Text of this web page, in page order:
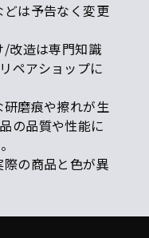
は予告なく変更
改造は専門知識
ペアショップに
磨痕や擦れが生
の品質や性能に
の商品と色が異